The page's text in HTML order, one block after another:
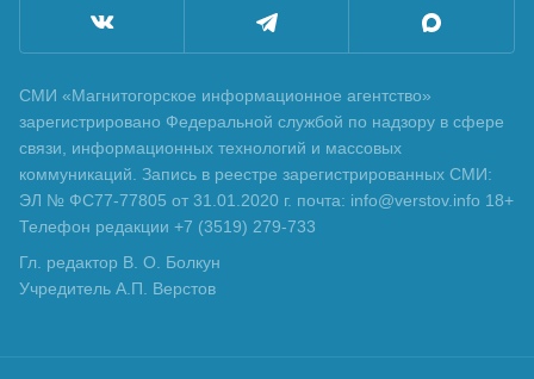
СМИ «Магнитогорское информационное агентство»
зарегистрировано Федеральной службой по надзору в сфере
связи, информационных технологий и массовых
коммуникаций. Запись в реестре зарегистрированных СМИ:
ЭЛ № ФС77-77805 от 31.01.2020 г. почта: info@verstov.info 18+
Телефон редакции +7 (3519) 279-733
Гл. редактор В. О. Болкун
Учредитель А.П. Верстов